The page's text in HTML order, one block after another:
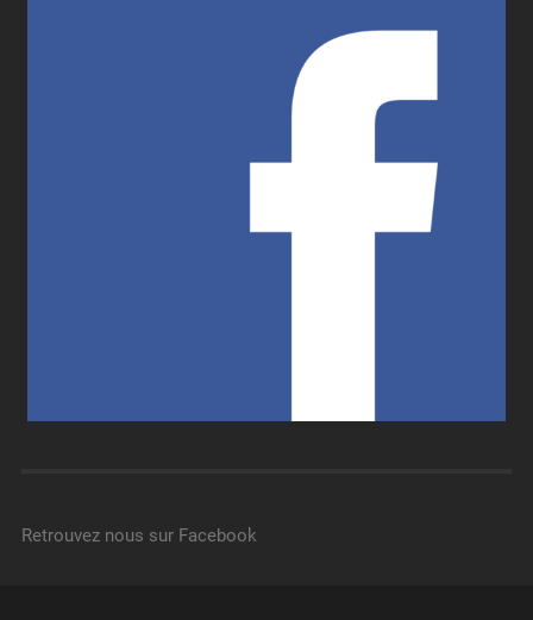
Retrouvez nous sur Facebook